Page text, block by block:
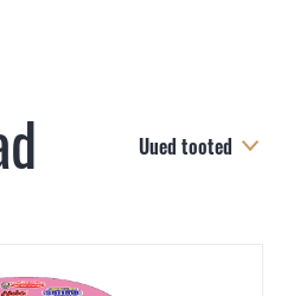
Uued tooted